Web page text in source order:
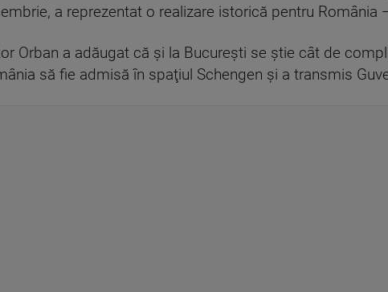
a reprezentat o realizare istorică pentru
Orban a adăugat că şi la Bucureşti se ştie cât de
să fie admisă în spaţiul Schengen și a transmis